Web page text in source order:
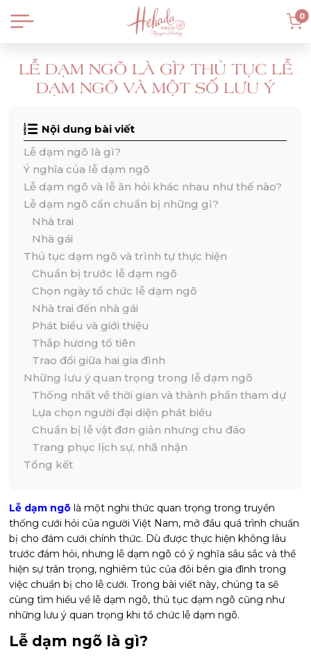
0
LỄ DẠM NGÕ LÀ GÌ? THỦ TỤC LỄ
DẠM NGÕ VÀ MỘT SỐ LƯU Ý
Nội dung bài viết
Lễ dạm ngõ là gì?
Ý nghĩa của lễ dạm ngõ
Lễ dạm ngõ và lễ ăn hỏi khác nhau như thế nào?
Lễ dạm ngõ cần chuẩn bị những gì?
Nhà trai
Nhà gái
Thủ tục dạm ngõ và trình tự thực hiện
Chuẩn bị trước lễ dạm ngõ
Chọn ngày tổ chức lễ dạm ngõ
Nhà trai đến nhà gái
Phát biểu và giới thiệu
Thắp hương tổ tiên
Trao đổi giữa hai gia đình
Những lưu ý quan trọng trong lễ dạm ngõ
Thống nhất về thời gian và thành phần tham dự
Lựa chọn người đại diện phát biểu
Chuẩn bị lễ vật đơn giản nhưng chu đáo
Trang phục lịch sự, nhã nhặn
Tổng kết
Lễ dạm ngõ là một nghi thức quan trọng trong truyền
thống cưới hỏi của người Việt Nam, mở đầu quá trình chuẩn
bị cho đám cưới chính thức. Dù được thực hiện không lâu
trước đám hỏi, nhưng lễ dạm ngõ có ý nghĩa sâu sắc và thể
hiện sự trân trọng, nghiêm túc của đôi bên gia đình trong
việc chuẩn bị cho lễ cưới. Trong bài viết này, chúng ta sẽ
cùng tìm hiểu về lễ dạm ngõ, thủ tục dạm ngõ cũng như
những lưu ý quan trọng khi tổ chức lễ dạm ngõ.
Lễ dạm ngõ là gì?